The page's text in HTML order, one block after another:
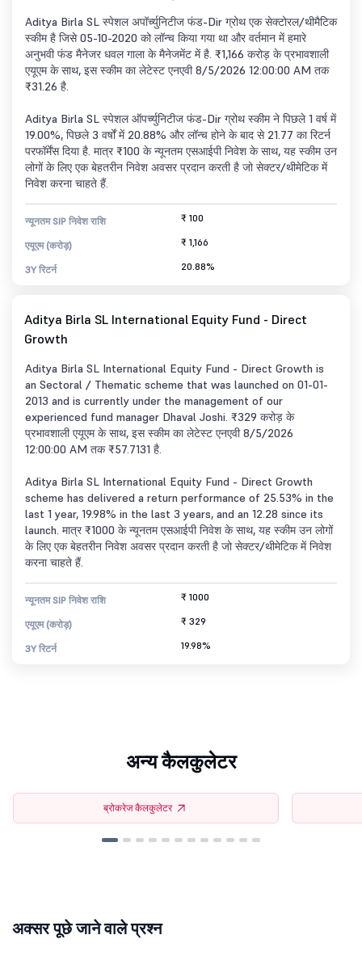
Aditya Birla SL स्पेशल अपॉर्च्युनिटीज फंड-Dir ग्रोथ एक सेक्टोरल/थीमैटिक
स्कीम है जिसे 05-10-2020 को लॉन्च किया गया था और वर्तमान में हमारे
अनुभवी फंड मैनेजर धवल गाला के मैनेजमेंट में है. ₹1,166 करोड़ के प्रभावशाली
एयूएम के साथ, इस स्कीम का लेटेस्ट एनएवी 8/5/2026 12:00:00 AM तक
₹31.26 है.
Aditya Birla SL स्पेशल ऑपर्च्युनिटीज फंड-Dir ग्रोथ स्कीम ने पिछले 1 वर्ष में
19.00%, पिछले 3 वर्षों में 20.88% और लॉन्च होने के बाद से 21.77 का रिटर्न
परफॉर्मेंस दिया है. मात्र ₹100 के न्यूनतम एसआईपी निवेश के साथ, यह स्कीम उन
लोगों के लिए एक बेहतरीन निवेश अवसर प्रदान करती है जो सेक्टर/थीमेटिक में
निवेश करना चाहते हैं.
न्यूनतम SIP निवेश राशि ₹ 100
एयूएम (करोड़) ₹ 1,166
3Y रिटर्न 20.88%
Aditya Birla SL International Equity Fund - Direct
Growth
Aditya Birla SL International Equity Fund - Direct Growth is
an Sectoral / Thematic scheme that was launched on 01-01-
2013 and is currently under the management of our
experienced fund manager Dhaval Joshi. ₹329 करोड़ के
प्रभावशाली एयूएम के साथ, इस स्कीम का लेटेस्ट एनएवी 8/5/2026
12:00:00 AM तक ₹57.7131 है.
Aditya Birla SL International Equity Fund - Direct Growth
scheme has delivered a return performance of 25.53% in the
last 1 year, 19.98% in the last 3 years, and an 12.28 since its
launch. मात्र ₹1000 के न्यूनतम एसआईपी निवेश के साथ, यह स्कीम उन लोगों
के लिए एक बेहतरीन निवेश अवसर प्रदान करती है जो सेक्टर/थीमेटिक में निवेश
करना चाहते हैं.
न्यूनतम SIP निवेश राशि ₹ 1000
एयूएम (करोड़) ₹ 329
3Y रिटर्न 19.98%
अन्य कैलकुलेटर
ब्रोकरेज कैलकुलेटर
अक्सर पूछे जाने वाले प्रश्न